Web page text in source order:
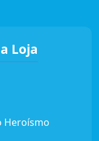
Loja
Heroísmo